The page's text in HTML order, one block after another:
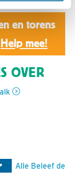
en torens
Help mee!
OVER
Alle Beleef de